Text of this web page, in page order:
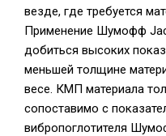
везде, где требуется
Применение Шумофф
добиться высоких
меньшей толщине
весе. КМП материала
сопоставимо с
вибропоглотителя